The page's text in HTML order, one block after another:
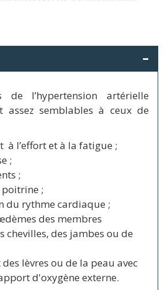
de l’hypertension artérielle
assez semblables à ceux de
à l’effort et à la fatigue ;
;
;
;
du rythme cardiaque ;
des membres
chevilles, des jambes ou de
lèvres ou de la peau avec
d'oxygène externe.